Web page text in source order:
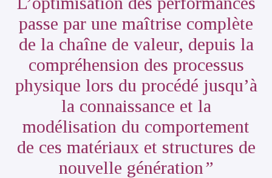
passe par une maîtrise complète
de la chaîne de valeur, depuis la
compréhension des processus
physique lors du procédé jusqu’à
la connaissance et la
modélisation du comportement
de ces matériaux et structures de
nouvelle génération